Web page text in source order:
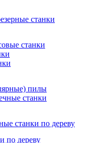
станки
станки
пилы
станки
станки по дереву
по дереву